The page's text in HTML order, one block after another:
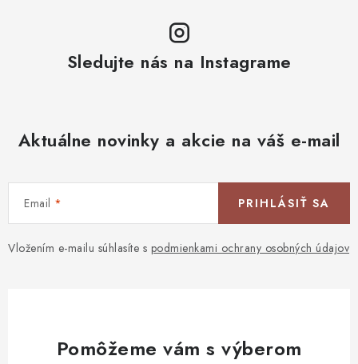
Sledujte nás na Instagrame
Aktuálne novinky a akcie na váš e-mail
Email
Vložením e-mailu súhlasíte s podmienkami ochrany osobných údajov
PRIHLÁSIŤ SA
Pomôžeme vám s výberom